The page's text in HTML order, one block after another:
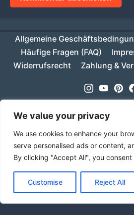
We value your privacy
We use cookies to enhance your
serve personalised ads or content,
By clicking "Accept All", you
Customise Reject All
Ab einem Warenwert von 70€
innerhalb Deutschlands
Allgemeine
Häufige Fragen (FAQ)
Widerrufsrecht
Zahlung &
Instagram